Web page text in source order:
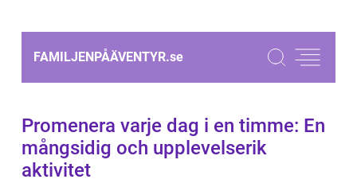
FAMILJENPÅÄVENTYR.se
Promenera varje dag i en timme: En
mångsidig och upplevelserik
aktivitet